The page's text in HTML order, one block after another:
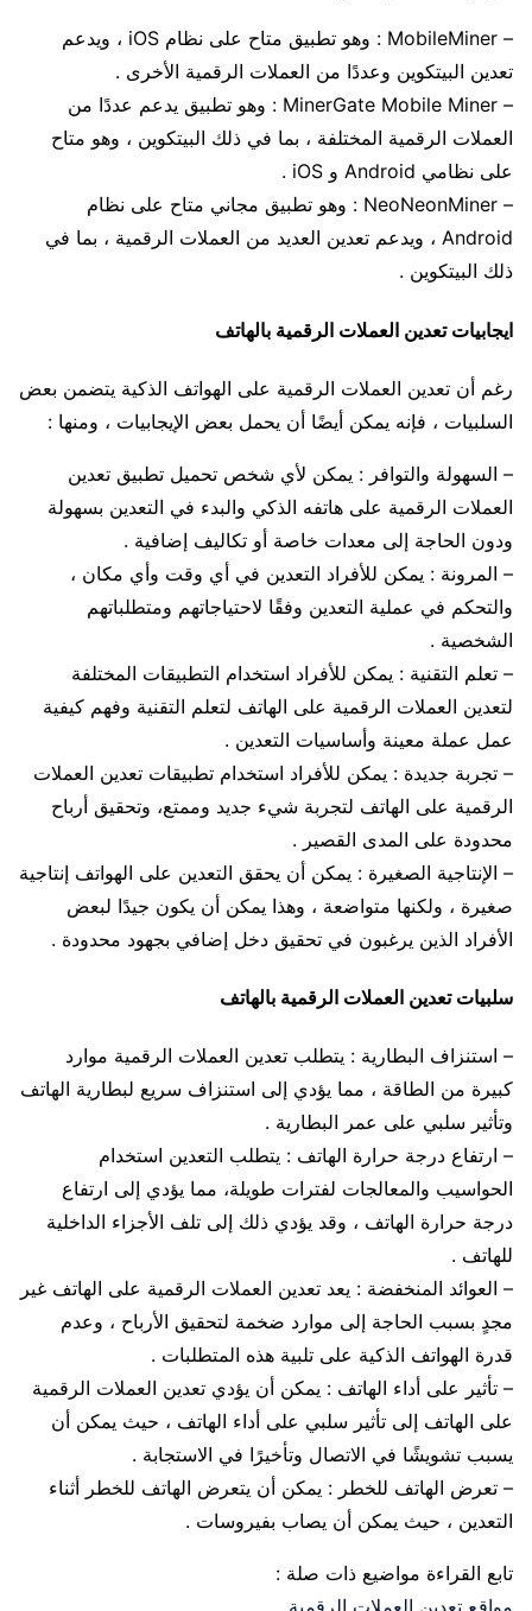
– MobileMiner : وهو تطبيق متاح على نظام iOS ، ويدعم
تعدين البيتكوين وعددًا من العملات الرقمية الأخرى .
– MinerGate Mobile Miner : وهو تطبيق يدعم عددًا من
العملات الرقمية المختلفة ، بما في ذلك البيتكوين ، وهو متاح
على نظامي Android و iOS .
– NeoNeonMiner : وهو تطبيق مجاني متاح على نظام
Android ، ويدعم تعدين العديد من العملات الرقمية ، بما في
ذلك البيتكوين .
ايجابيات تعدين العملات الرقمية بالهاتف
رغم أن تعدين العملات الرقمية على الهواتف الذكية يتضمن بعض
السلبيات ، فإنه يمكن أيضًا أن يحمل بعض الإيجابيات ، ومنها :
– السهولة والتوافر : يمكن لأي شخص تحميل تطبيق تعدين
العملات الرقمية على هاتفه الذكي والبدء في التعدين بسهولة
ودون الحاجة إلى معدات خاصة أو تكاليف إضافية .
– المرونة : يمكن للأفراد التعدين في أي وقت وأي مكان ،
والتحكم في عملية التعدين وفقًا لاحتياجاتهم ومتطلباتهم
الشخصية .
– تعلم التقنية : يمكن للأفراد استخدام التطبيقات المختلفة
لتعدين العملات الرقمية على الهاتف لتعلم التقنية وفهم كيفية
عمل عملة معينة وأساسيات التعدين .
– تجربة جديدة : يمكن للأفراد استخدام تطبيقات تعدين العملات
الرقمية على الهاتف لتجربة شيء جديد وممتع، وتحقيق أرباح
محدودة على المدى القصير .
– الإنتاجية الصغيرة : يمكن أن يحقق التعدين على الهواتف إنتاجية
صغيرة ، ولكنها متواضعة ، وهذا يمكن أن يكون جيدًا لبعض
الأفراد الذين يرغبون في تحقيق دخل إضافي بجهود محدودة .
سلبيات تعدين العملات الرقمية بالهاتف
– استنزاف البطارية : يتطلب تعدين العملات الرقمية موارد
كبيرة من الطاقة ، مما يؤدي إلى استنزاف سريع لبطارية الهاتف
وتأثير سلبي على عمر البطارية .
– ارتفاع درجة حرارة الهاتف : يتطلب التعدين استخدام
الحواسيب والمعالجات لفترات طويلة، مما يؤدي إلى ارتفاع
درجة حرارة الهاتف ، وقد يؤدي ذلك إلى تلف الأجزاء الداخلية
للهاتف .
– العوائد المنخفضة : يعد تعدين العملات الرقمية على الهاتف غير
مجدٍ بسبب الحاجة إلى موارد ضخمة لتحقيق الأرباح ، وعدم
قدرة الهواتف الذكية على تلبية هذه المتطلبات .
– تأثير على أداء الهاتف : يمكن أن يؤدي تعدين العملات الرقمية
على الهاتف إلى تأثير سلبي على أداء الهاتف ، حيث يمكن أن
يسبب تشويشًا في الاتصال وتأخيرًا في الاستجابة .
– تعرض الهاتف للخطر : يمكن أن يتعرض الهاتف للخطر أثناء
التعدين ، حيث يمكن أن يصاب بفيروسات .
تابع القراءة مواضيع ذات صلة :